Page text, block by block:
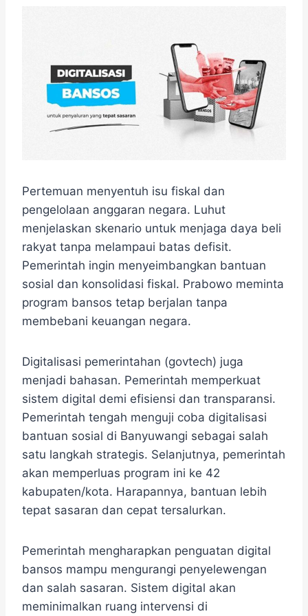
Pertemuan menyentuh isu fiskal dan
pengelolaan anggaran negara. Luhut
menjelaskan skenario untuk menjaga daya beli
rakyat tanpa melampaui batas defisit.
Pemerintah ingin menyeimbangkan bantuan
sosial dan konsolidasi fiskal. Prabowo meminta
program bansos tetap berjalan tanpa
membebani keuangan negara.
Digitalisasi pemerintahan (govtech) juga
menjadi bahasan. Pemerintah memperkuat
sistem digital demi efisiensi dan transparansi.
Pemerintah tengah menguji coba digitalisasi
bantuan sosial di Banyuwangi sebagai salah
satu langkah strategis. Selanjutnya, pemerintah
akan memperluas program ini ke 42
kabupaten/kota. Harapannya, bantuan lebih
tepat sasaran dan cepat tersalurkan.
Pemerintah mengharapkan penguatan digital
bansos mampu mengurangi penyelewengan
dan salah sasaran. Sistem digital akan
meminimalkan ruang intervensi di